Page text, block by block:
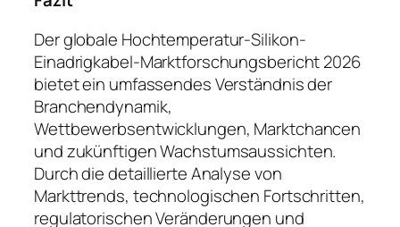
Der globale Hochtemperatur-Silikon-
Einadrigkabel-Marktforschungsbericht 2026
bietet ein umfassendes Verständnis der
Branchendynamik,
Wettbewerbsentwicklungen, Marktchancen
und zukünftigen Wachstumsaussichten.
Durch die detaillierte Analyse von
Markttrends, technologischen Fortschritten,
regulatorischen Veränderungen und